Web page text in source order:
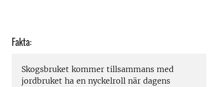
Fakta:
Skogsbruket kommer tillsammans med
jordbruket ha en nyckelroll när dagens